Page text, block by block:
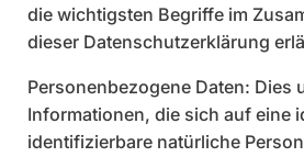
die wichtigsten Begriffe im
dieser Datenschutzerklärung
Personenbezogene Daten: Dies
Informationen, die sich auf eine
identifizierbare natürliche